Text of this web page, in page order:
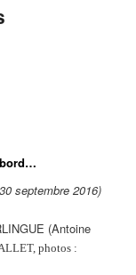
septembre 2016)
(Antoine
photos :